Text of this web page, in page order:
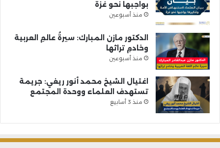
بواجبها نحو غزة
منذ أسبوعين
الدكتور مازن المبارك: سيرةُ عالمِ العربية
وخادمِ تراثها
منذ أسبوعين
اغتيال الشيخ محمد أنور ريغي: جريمة
تستهدف العلماء ووحدة المجتمع
منذ 3 أسابيع